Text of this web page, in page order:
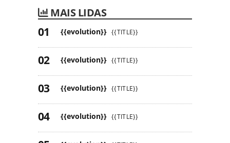
MAIS LIDAS
{{evolution}} {{TITLE}}
{{evolution}} {{TITLE}}
{{evolution}} {{TITLE}}
{{evolution}} {{TITLE}}